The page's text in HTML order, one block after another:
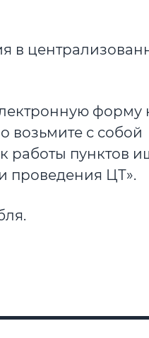
в
форму
возьмите с собой
работы пунктов
проведения ЦТ».